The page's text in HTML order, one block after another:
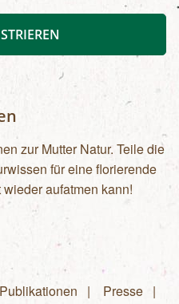
zur Mutter Natur. Teile die
für eine florierende
aufatmen kann!
Publikationen
Presse